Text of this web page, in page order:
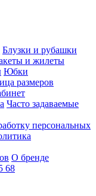
Блузки и рубашки
и жилеты
Юбки
размеров
Часто задаваемые
персональных
О бренде
68